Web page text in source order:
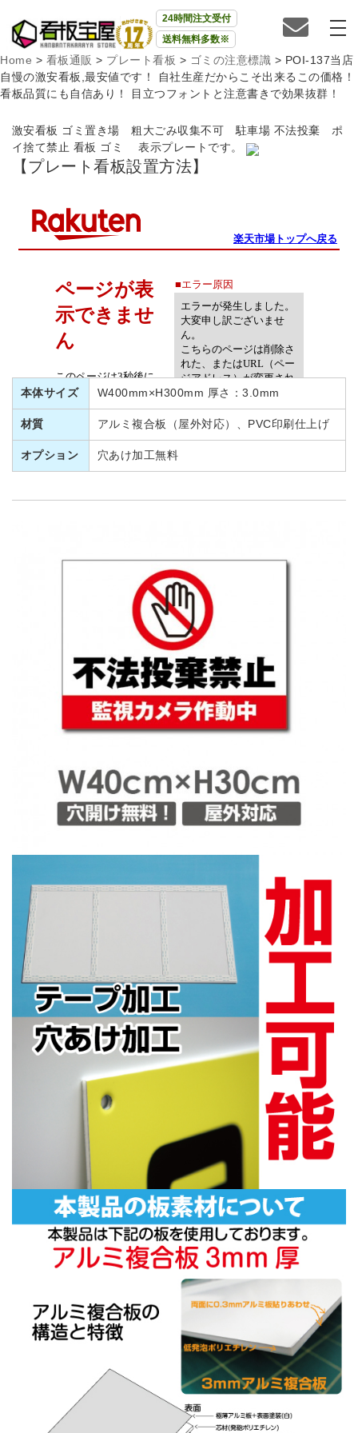
24時間注文受付
送料無料多数※
Home > 看板通販 > プレート看板 > ゴミの注意標識 > POI-137当店
自慢の激安看板,最安値です！ 自社生産だからこそ出来るこの価格！
看板品質にも自信あり！ 目立つフォントと注意書きで効果抜群！
激安看板 ゴミ置き場 粗大ごみ収集不可 駐車場 不法投棄 ポ
イ捨て禁止 看板 ゴミ 表示プレートです。
【プレート看板設置方法】
本体サイズ W400mm×H300mm 厚さ：3.0mm
材質 アルミ複合板（屋外対応）、PVC印刷仕上げ
オプション 穴あけ加工無料